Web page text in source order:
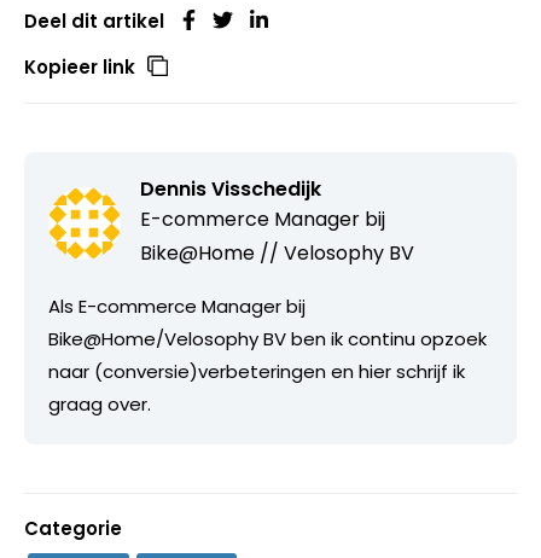
Deel dit artikel
Kopieer link
Dennis Visschedijk
E-commerce Manager bij
Bike@Home // Velosophy BV
Als E-commerce Manager bij
Bike@Home/Velosophy BV ben ik continu opzoek
naar (conversie)verbeteringen en hier schrijf ik
graag over.
Categorie